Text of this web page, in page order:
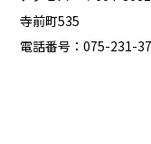
寺前町535
電話番号：075-231-